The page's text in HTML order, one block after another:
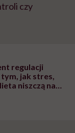
czy
regulacji
tym, jak stres,
niszczą nam